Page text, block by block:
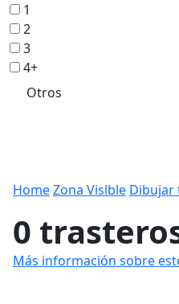
1
2
3
4+
Otros
HomeZona Vislble Dibujar
0
Más información sobre